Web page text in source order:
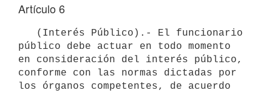
Artículo 6
público debe actuar en todo momento
en consideración del interés público,
conforme con las normas dictadas por
los órganos competentes, de acuerdo